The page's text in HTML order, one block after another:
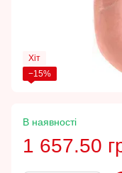
Хіт
−15%
В наявності
1 657.50